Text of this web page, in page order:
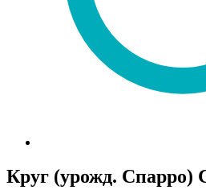
Круг (урожд. Спарро)